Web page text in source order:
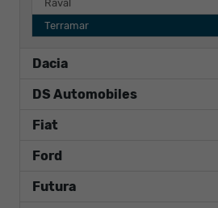
Raval
Terramar
Dacia
DS Automobiles
Fiat
Ford
Futura